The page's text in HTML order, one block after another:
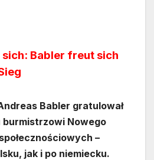
Babler freut sich
Babler gratulował
Nowego
–
jak i po niemiecku.